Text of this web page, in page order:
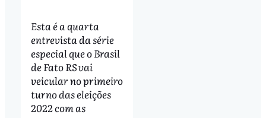
Esta é a quarta
entrevista da série
especial que o Brasil
de Fato RS vai
veicular no primeiro
turno das eleições
2022 com as